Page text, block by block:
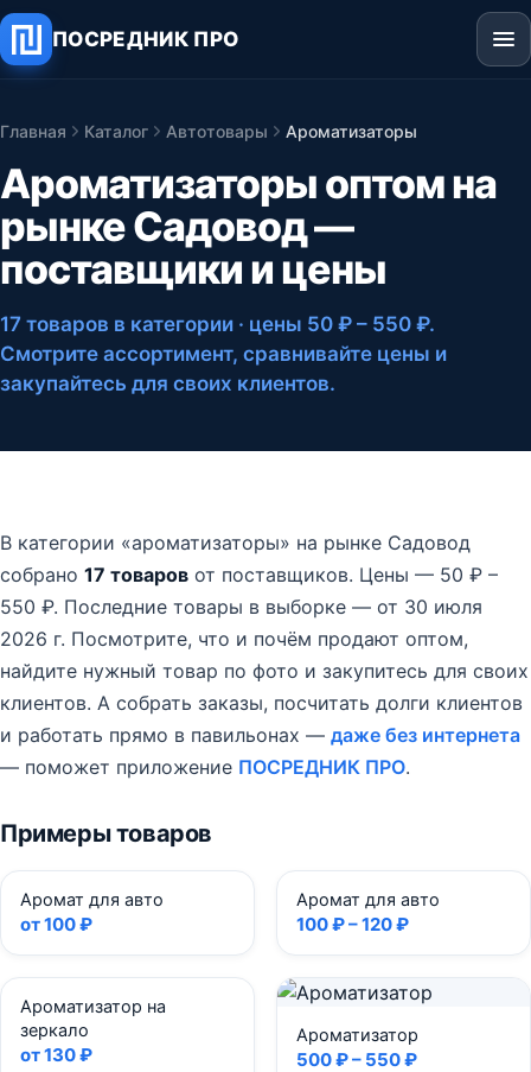
ПОСРЕДНИК ПРО
Главная Каталог Автотовары Ароматизаторы
Ароматизаторы оптом на
рынке Садовод —
поставщики и цены
17 товаров в категории · цены 50 ₽ – 550 ₽.
Смотрите ассортимент, сравнивайте цены и
закупайтесь для своих клиентов.
В категории «ароматизаторы» на рынке Садовод
собрано 17 товаров от поставщиков. Цены — 50 ₽ –
550 ₽. Последние товары в выборке — от 30 июля
2026 г. Посмотрите, что и почём продают оптом,
найдите нужный товар по фото и закупитесь для своих
клиентов. А собрать заказы, посчитать долги клиентов
и работать прямо в павильонах — даже без интернета
— поможет приложение ПОСРЕДНИК ПРО.
Примеры товаров
Аромат для авто
от 100 ₽
Аромат для авто
100 ₽ – 120 ₽
Ароматизатор на
зеркало
от 130 ₽
Ароматизатор
500 ₽ – 550 ₽